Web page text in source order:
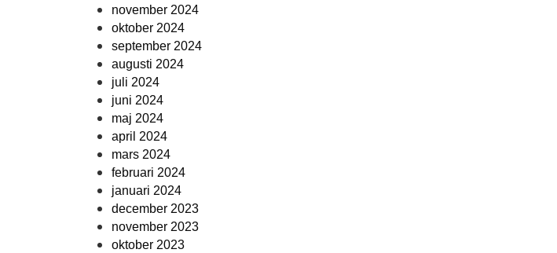
november 2024
oktober 2024
september 2024
augusti 2024
juli 2024
juni 2024
maj 2024
april 2024
mars 2024
februari 2024
januari 2024
december 2023
november 2023
oktober 2023